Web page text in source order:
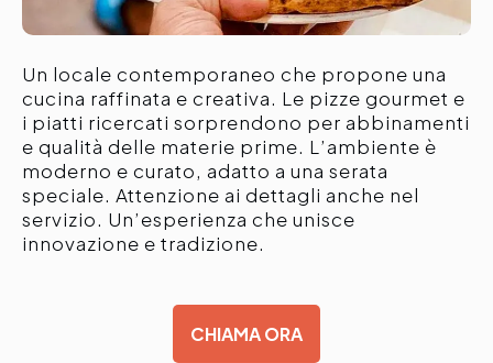
Un locale contemporaneo che propone una
cucina raffinata e creativa. Le pizze gourmet e
i piatti ricercati sorprendono per abbinamenti
e qualità delle materie prime. L’ambiente è
moderno e curato, adatto a una serata
speciale. Attenzione ai dettagli anche nel
servizio. Un’esperienza che unisce
innovazione e tradizione.
CHIAMA ORA